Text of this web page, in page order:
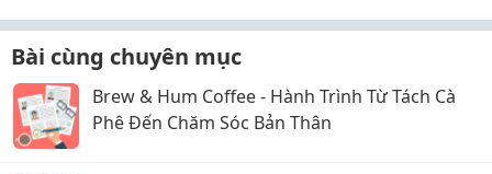
Bài cùng chuyên mục
Brew & Hum Coffee - Hành Trình Từ Tách Cà
Phê Đến Chăm Sóc Bản Thân